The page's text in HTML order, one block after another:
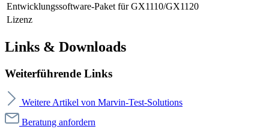
Entwicklungssoftware-Paket für GX1110/GX1120
Lizenz
Links & Downloads
Weiterführende Links
Weitere Artikel von Marvin-Test-Solutions
Beratung anfordern